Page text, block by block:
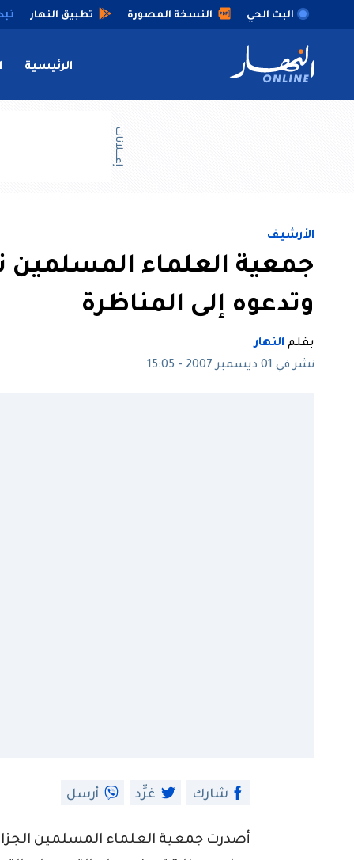
البث الحي النسخة المصورة تطبيق النهار
الرئيسية
إعــــلانات
الأرشيف
جمعية العلماء
وتدعوه إلى المناظرة
بقلم النهار
نشر في 01 ديسمبر 2007 - 15:05
شارك غرِّد أرسل
أصدرت جمعية العلماء المسلمين